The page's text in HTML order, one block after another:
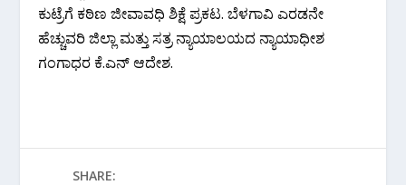
ಕುಟ್ರೆಗೆ ಕಠಿಣ ಜೀವಾವಧಿ ಶಿಕ್ಷೆ ಪ್ರಕಟ. ಬೆಳಗಾವಿ ಎರಡನೇ
ಹೆಚ್ಚುವರಿ ಜಿಲ್ಲಾ ‌ಮತ್ತು ಸತ್ರ ನ್ಯಾಯಾಲಯದ ನ್ಯಾಯಾಧೀಶ
ಗಂಗಾಧರ ಕೆ.ಎ‌ನ್ ಆದೇಶ.
SHARE: